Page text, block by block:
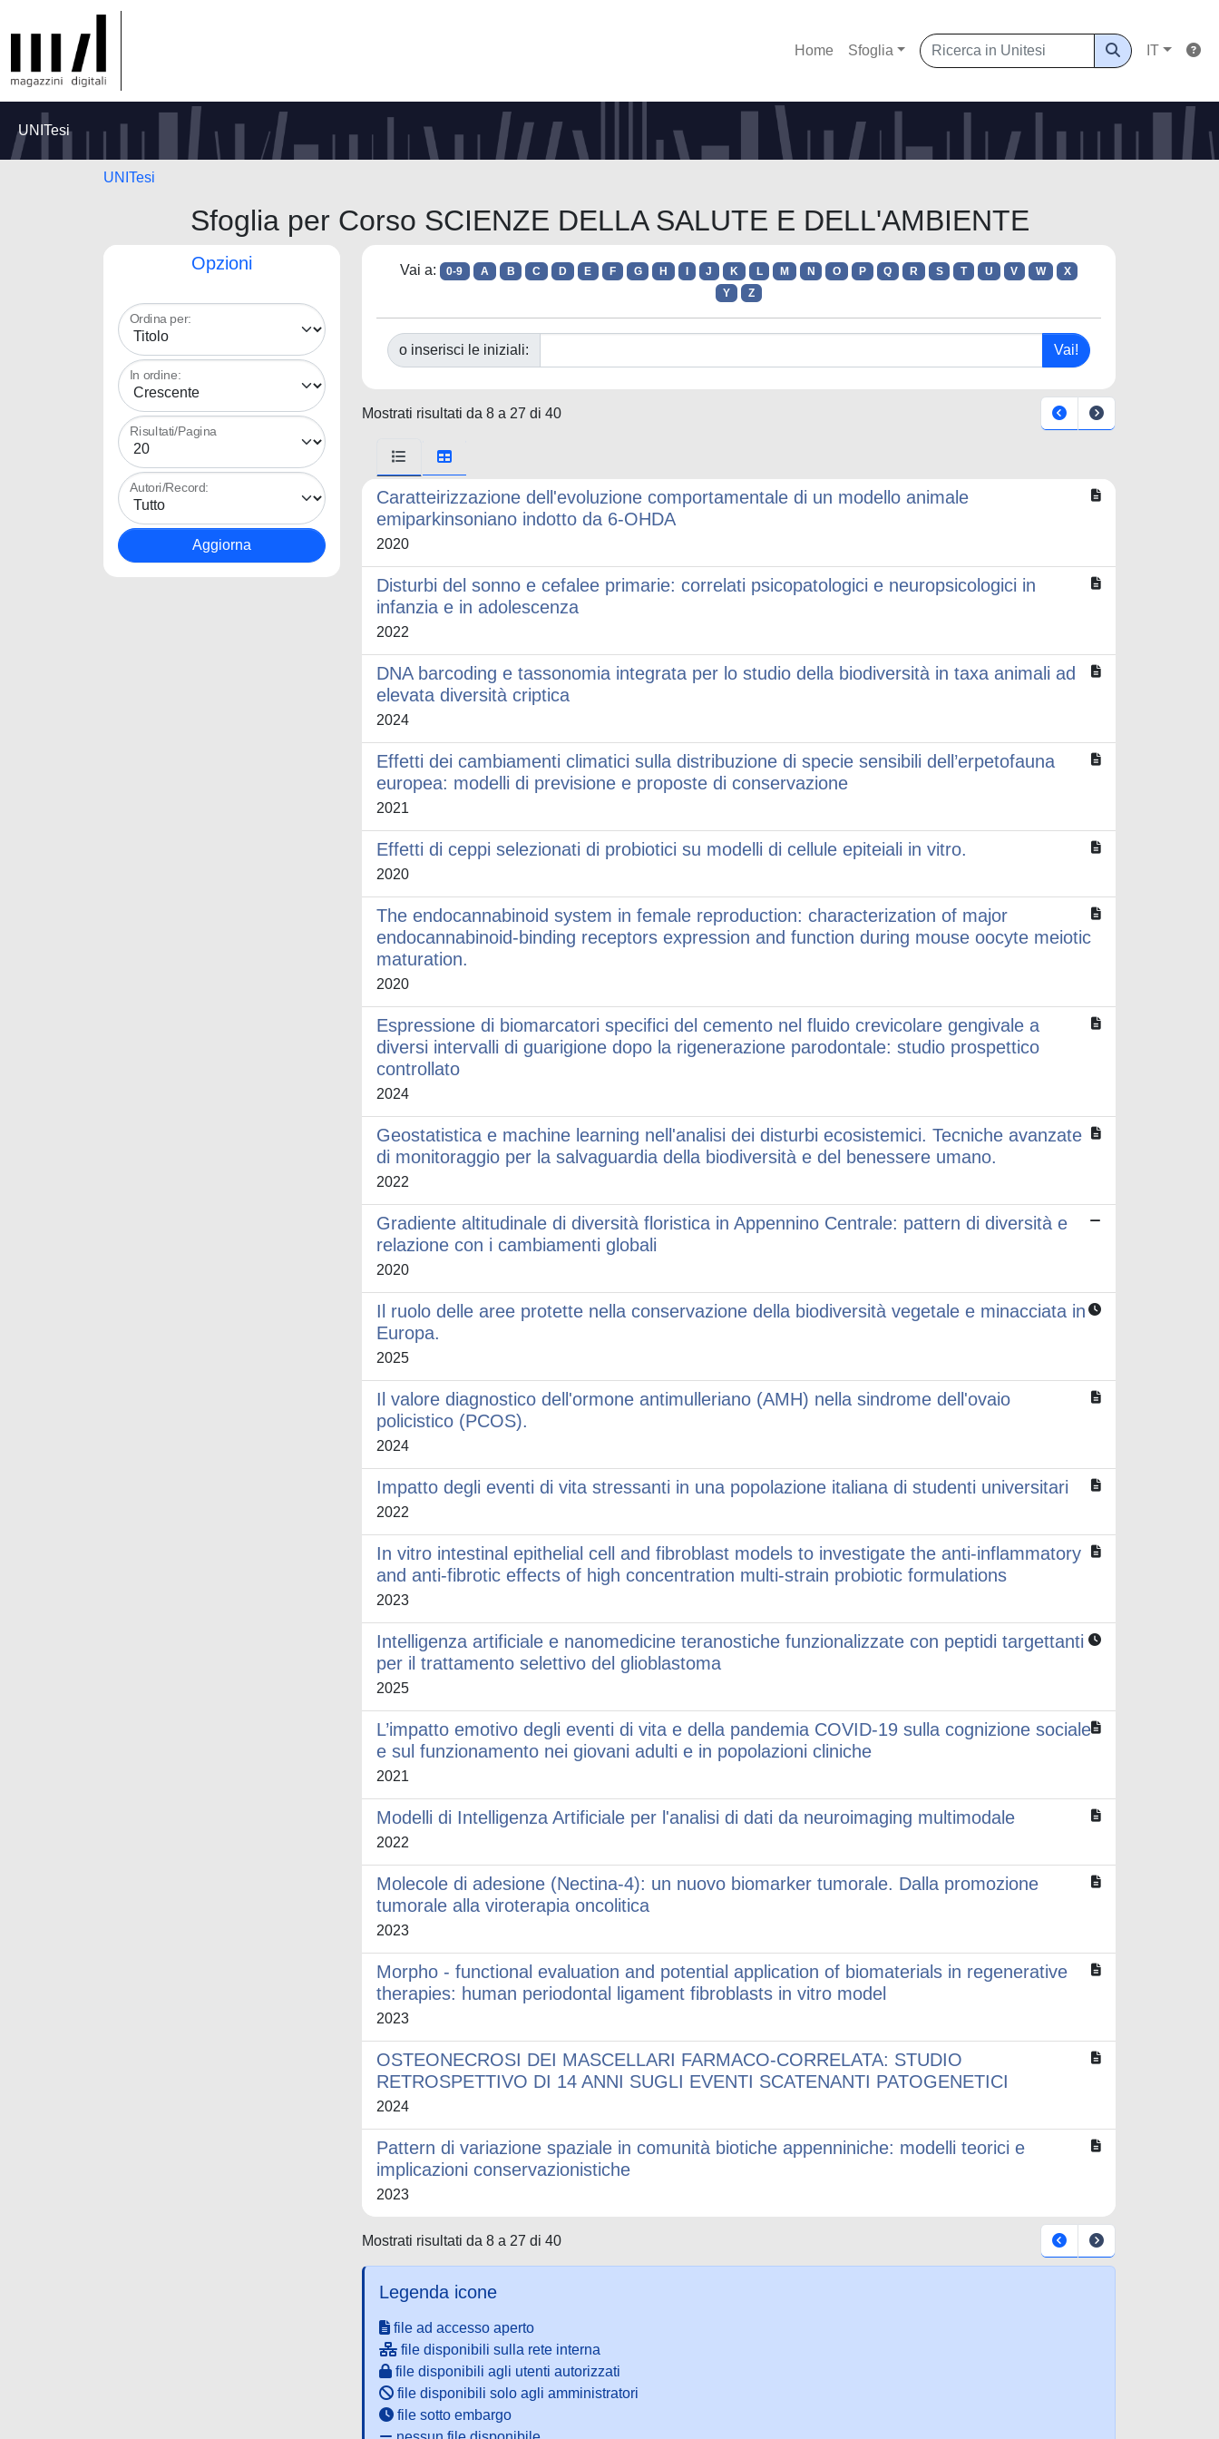
Home Sfoglia IT
UNITesi
UNITesi
Sfoglia per Corso SCIENZE DELLA SALUTE E DELL'AMBIENTE
Opzioni
Ordina per:
In ordine:
Risultati/Pagina
Autori/Record:
Vai a: 0-9 A B C D E F G H J K L M N O P Q R S T U V W
X
Y
Z
o inserisci le iniziali:
Mostrati risultati da 8 a 27 di 40
Caratteirizzazione dell'evoluzione comportamentale di un modello animale
emiparkinsoniano indotto da 6-OHDA
2020
Disturbi del sonno e cefalee primarie: correlati psicopatologici e neuropsicologici in
infanzia e in adolescenza
2022
DNA barcoding e tassonomia integrata per lo studio della biodiversità in taxa animali ad
elevata diversità criptica
2024
Effetti dei cambiamenti climatici sulla distribuzione di specie sensibili dell’erpetofauna
europea: modelli di previsione e proposte di conservazione
2021
Effetti di ceppi selezionati di probiotici su modelli di cellule epiteiali in vitro.
2020
The endocannabinoid system in female reproduction: characterization of major
endocannabinoid-binding receptors expression and function during mouse oocyte meiotic
maturation.
2020
Espressione di biomarcatori specifici del cemento nel fluido crevicolare gengivale a
diversi intervalli di guarigione dopo la rigenerazione parodontale: studio prospettico
controllato
2024
Geostatistica e machine learning nell'analisi dei disturbi ecosistemici. Tecniche avanzate
di monitoraggio per la salvaguardia della biodiversità e del benessere umano.
2022
Gradiente altitudinale di diversità floristica in Appennino Centrale: pattern di diversità e
relazione con i cambiamenti globali
2020
Il ruolo delle aree protette nella conservazione della biodiversità vegetale e minacciata in
Europa.
2025
Il valore diagnostico dell'ormone antimulleriano (AMH) nella sindrome dell'ovaio
policistico (PCOS).
2024
Impatto degli eventi di vita stressanti in una popolazione italiana di studenti universitari
2022
In vitro intestinal epithelial cell and fibroblast models to investigate the anti-inflammatory
and anti-fibrotic effects of high concentration multi-strain probiotic formulations
2023
Intelligenza artificiale e nanomedicine teranostiche funzionalizzate con peptidi targettanti
per il trattamento selettivo del glioblastoma
2025
L’impatto emotivo degli eventi di vita e della pandemia COVID-19 sulla cognizione sociale
e sul funzionamento nei giovani adulti e in popolazioni cliniche
2021
Modelli di Intelligenza Artificiale per l'analisi di dati da neuroimaging multimodale
2022
Molecole di adesione (Nectina-4): un nuovo biomarker tumorale. Dalla promozione
tumorale alla viroterapia oncolitica
2023
Morpho - functional evaluation and potential application of biomaterials in regenerative
therapies: human periodontal ligament fibroblasts in vitro model
2023
OSTEONECROSI DEI MASCELLARI FARMACO-CORRELATA: STUDIO
RETROSPETTIVO DI 14 ANNI SUGLI EVENTI SCATENANTI PATOGENETICI
2024
Pattern di variazione spaziale in comunità biotiche appenniniche: modelli teorici e
implicazioni conservazionistiche
2023
Mostrati risultati da 8 a 27 di 40
Legenda icone
file ad accesso aperto
file disponibili sulla rete interna
file disponibili agli utenti autorizzati
file disponibili solo agli amministratori
file sotto embargo